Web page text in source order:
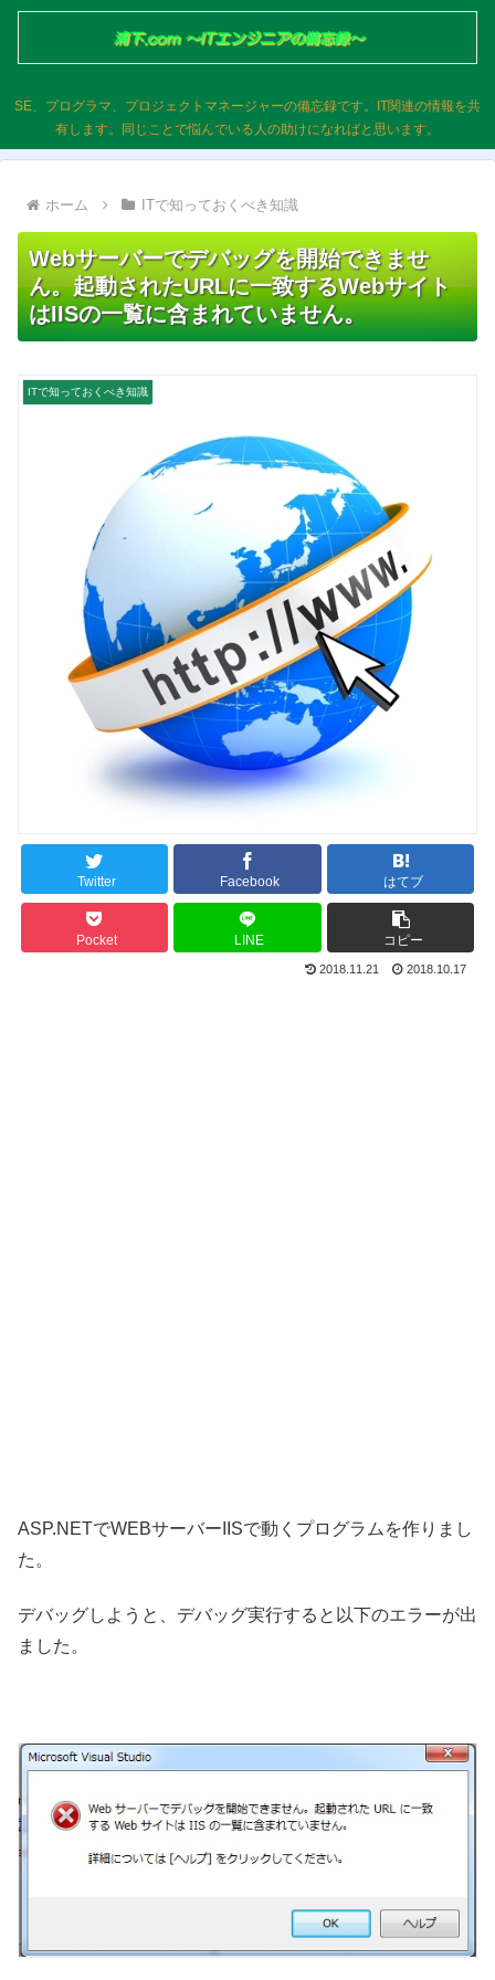
SE、プログラマ、プロジェクトマネージャーの備忘録です。IT関連の情報を共
有します。同じことで悩んでいる人の助けになればと思います。
ホーム ITで知っておくべき知識
Webサーバーでデバッグを開始できませ
ん。起動されたURLに一致するWebサイト
はIISの一覧に含まれていません。
ITで知っておくべき知識
Twitter Facebook はてブ
Pocket LINE コピー
2018.11.21 2018.10.17
ASP.NETでWEBサーバーIISで動くプログラムを作りまし
た。
デバッグしようと、デバッグ実行すると以下のエラーが出
ました。